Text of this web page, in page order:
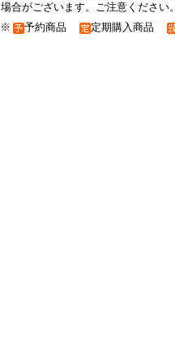
場合がございます。ご注意ください。
※ 予約商品 定期購入商品